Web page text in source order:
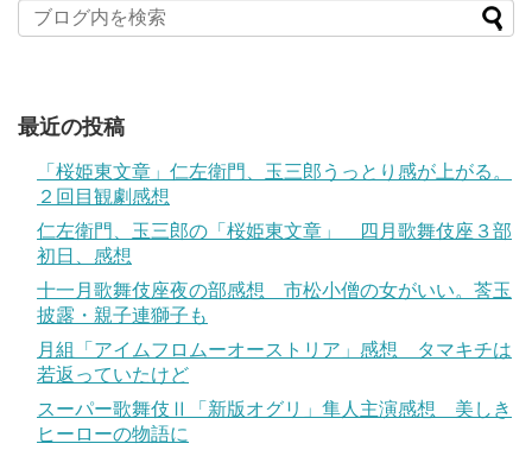
最近の投稿
「桜姫東文章」仁左衛門、玉三郎うっとり感が上がる。
２回目観劇感想
仁左衛門、玉三郎の「桜姫東文章」 四月歌舞伎座３部
初日、感想
十一月歌舞伎座夜の部感想 市松小僧の女がいい。莟玉
披露・親子連獅子も
月組「アイムフロムーオーストリア」感想 タマキチは
若返っていたけど
スーパー歌舞伎Ⅱ「新版オグリ」隼人主演感想 美しき
ヒーローの物語に